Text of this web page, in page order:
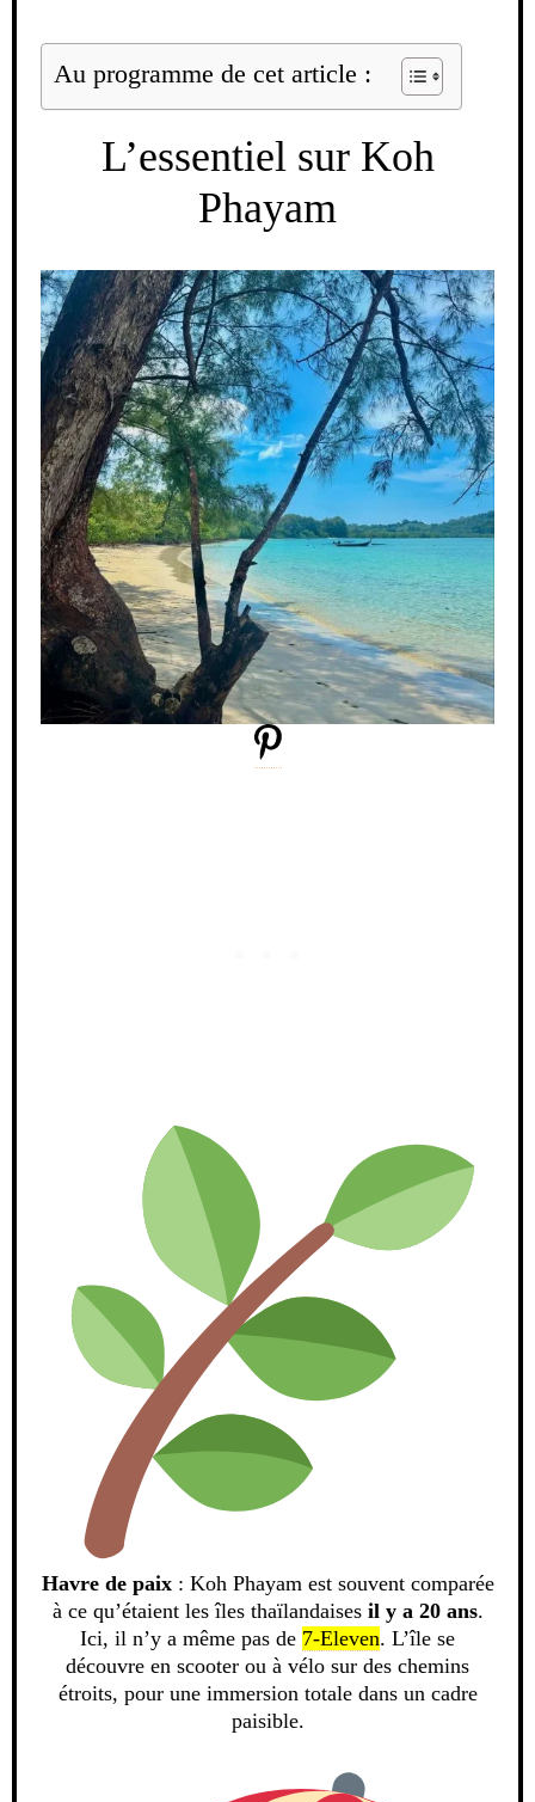
Au programme de cet article :
L’essentiel sur Koh
Phayam
Havre de paix: Koh Phayam est souvent comparée
à ce qu’étaient les îles thaïlandaises il y a 20 ans.
Ici, il n’y a même pas de 7-Eleven. L’île se
découvre en scooter ou à vélo sur des chemins
étroits, pour une immersion totale dans un cadre
paisible.